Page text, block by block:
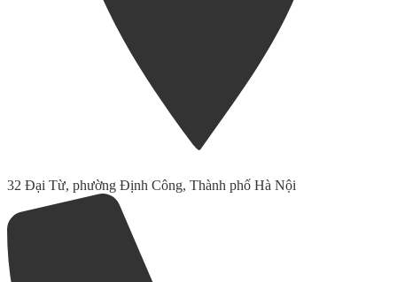
32 Đại Từ, phường Định Công, Thành phố Hà Nội